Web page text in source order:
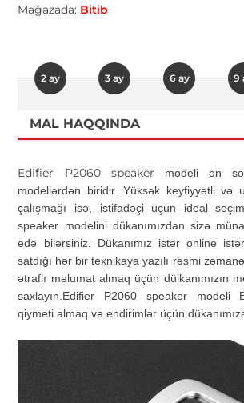
Mağazada: Bitib
2 ay 3 ay 6 ay 9
MAL HAQQINDA
Edifier P2060 speaker
modeli ən
modellərdən biridir. Yüksək keyfiyyətli və
çalışmağı isə, istifadəçi üçün ideal
speaker modelini dükanımızdan sizə
edə bilərsiniz. Dükanımız istər online
satdığı hər bir texnikaya yazılı rəsmi
ətraflı məlumat almaq üçün dülkanımızın
saxlayın .Edifier P2060 speaker modeli
qiymeti almaq və endirimlər üçün